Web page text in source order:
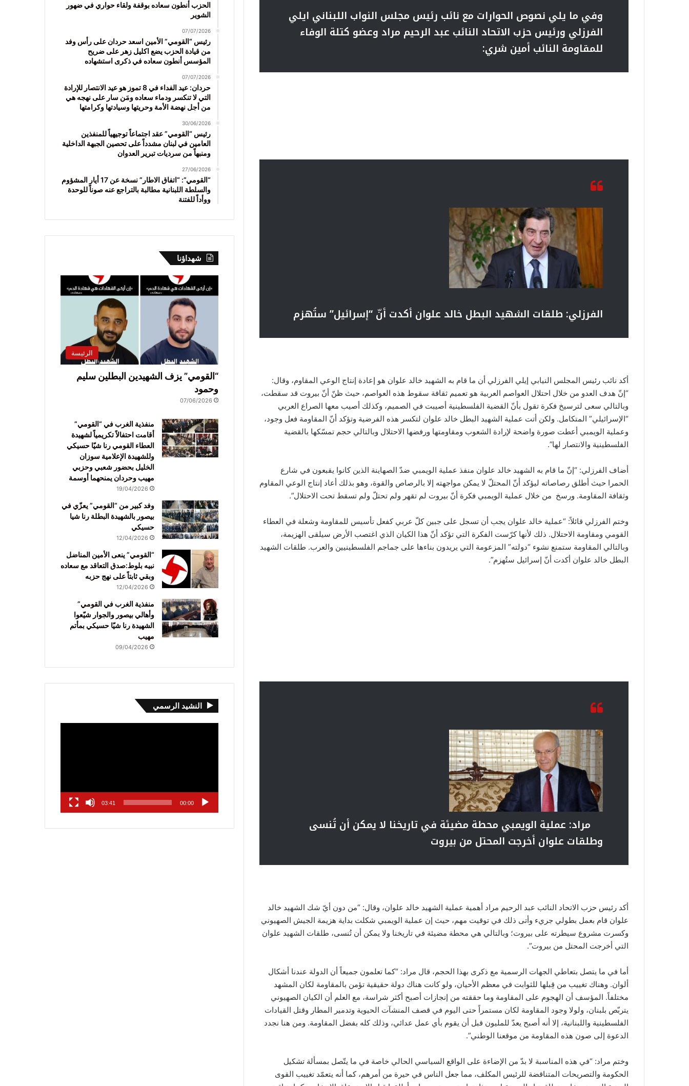
وفي ما يلي نصوص الحوارات مع نائب رئيس مجلس النواب اللبناني ايلي
الفرزلي ورئيس حزب الاتحاد النائب عبد الرحيم مراد وعضو كتلة الوفاء
للمقاومة النائب أمين شري:
الفرزلي: طلقات الشهيد البطل خالد علوان أكدت أنّ “إسرائيل” ستُهزم
أكد نائب رئيس المجلس النيابي إيلي الفرزلي أن ما قام به الشهيد خالد علوان هو إعادة إنتاج الوعي المقاوم، وقال:
“إنّ هدف العدو من خلال احتلال العواصم العربية هو تعميم ثقافة سقوط هذه العواصم، حيث ظنّ أنّ بيروت قد سقطت،
وبالتالي سعى لترسيخ فكرة تقول بأنّ القضية الفلسطينية أصيبت في الصميم، وكذلك أصيب معها الصراع العربي
“الإسرائيلي” المتكامل. ولكن أتت عملية الشهيد البطل خالد علوان لتكسر هذه الفرضية وتؤكد أنّ المقاومة فعل وجود،
وعملية الويمبي أعطت صورة واضحة لإرادة الشعوب ومقاومتها ورفضها الاحتلال وبالتالي حجم تمسّكها بالقضية
الفلسطينية والانتصار لها”.
أضاف الفرزلي: “إنّ ما قام به الشهيد خالد علوان منفذ عملية الويمبي ضدّ الصهاينة الذين كانوا يقبعون في شارع
الحمرا حيث أطلق رصاصاته ليؤكد أنّ المحتلّ لا يمكن مواجهته إلا بالرصاص والقوة، وهو بذلك أعاد إنتاج الوعي المقاوم
وثقافة المقاومة. ورسخ من خلال عملية الويمبي فكرة أنّ بيروت لم تقهر ولم تحتلّ ولم تسقط تحت الاحتلال”.
وختم الفرزلي قائلاً: “عملية خالد علوان يجب أن تسجل على جبين كلّ عربي كفعل تأسيس للمقاومة وشعلة في العطاء
القومي ومقاومة الاحتلال. ذلك لأنها كرّست الفكرة التي تؤكد أنّ هذا الكيان الذي اغتصب الأرض سيلقى الهزيمة،
وبالتالي المقاومة ستمنع نشوء “دولته” المزعومة التي يريدون بناءها على جماجم الفلسطينيين والعرب. طلقات الشهيد
البطل خالد علوان أكدت أنّ إسرائيل ستُهزم”.
مراد: عملية الويمبي محطة مضيئة في تاريخنا لا يمكن أن تُنسى
وطلقات علوان أخرجت المحتل من بيروت
أكد رئيس حزب الاتحاد النائب عبد الرحيم مراد أهمية عملية الشهيد خالد علوان، وقال: “من دون أيّ شك الشهيد خالد
علوان قام بعمل بطولي جريء وأتى ذلك في توقيت مهم، حيث إن عملية الويمبي شكلت بداية هزيمة الجيش الصهيوني
وكسرت مشروع سيطرته على بيروت؛ وبالتالي هي محطة مضيئة في تاريخنا ولا يمكن أن تُنسى، طلقات الشهيد علوان
التي أخرجت المحتل من بيروت”.
أما في ما يتصل بتعاطي الجهات الرسمية مع ذكرى بهذا الحجم، قال مراد: “كما تعلمون جميعاً أن الدولة عندنا أشكال
ألوان. وهناك تغييب من قِبلها للثوابت في معظم الأحيان، ولو كانت هناك دولة حقيقية تؤمن بالمقاومة لكان المشهد
مختلفاً. المؤسف أن الهجوم على المقاومة وما حققته من إنجازات أصبح أكثر شراسة، مع العلم أن الكيان الصهيوني
يتربّص بلبنان، ولولا وجود المقاومة لكان مستمراً حتى اليوم في قصف المنشآت الحيوية وتدمير المطار وقتل القيادات
الفلسطينية واللبنانية، إلا أنه أصبح يعدّ للمليون قبل أن يقوم بأي عمل عدائي، وذلك كله بفضل المقاومة. ومن هنا نجدد
الدعوة إلى صون هذه المقاومة من موقعنا الوطني”.
وختم مراد: “في هذه المناسبة لا بدّ من الإضاءة على الواقع السياسي الحالي خاصة في ما يتّصل بمسألة تشكيل
الحكومة والتصريحات المتناقضة للرئيس المكلف، مما جعل الناس في حيرة من أمرهم، كما أنه يتعمّد تغييب القوى
الحزب أنطون سعاده بوقفة ولقاء حواري في ضهور
الشوير
07/07/2026
رئيس “القومي” الأمين اسعد حردان على رأس وفد
من قيادة الحزب يضع اكليل زهر على ضريح
المؤسس أنطون سعاده في ذكرى استشهاده
07/07/2026
حردان: عيد الفداء في 8 تموز هو عيد الانتصار للإرادة
التي لا تنكسر ودماء سعاده ومَن سار على نهجه هي
من أجل نهضة الأمة وحريتها وسيادتها وكرامتها
30/06/2026
رئيس “القومي” عقد اجتماعاً توجيهياً للمنفذين
العامين في لبنان مشدداً على تحصين الجبهة الداخلية
ومنبهاً من سرديات تبرير العدوان
27/06/2026
“القومي”: “اتفاق الاطار” نسخة عن 17 أيار المشؤوم
والسلطة اللبنانية مطالبة بالتراجع عنه صوناً للوحدة
ووأداً للفتنة
شهداؤنا
الرئيسة
“القومي” يزف الشهيدين البطلين سليم
وحمود
07/06/2026
منفذية الغرب في “القومي”
أقامت احتفالاً تكريمياً لشهيدة
العطاء القومي رنا شيّا حسيكي
وللشهيدة الإعلامية سوزان
الخليل بحضور شعبي وحزبي
مهيب وحردان يمنحهما أوسمة
19/04/2026
وفد كبير من “القومي” يعزّي في
بيصور بالشهيدة البطلة رنا شيا
حسيكي
12/04/2026
“القومي” ينعى الأمين المناضل
نبيه بلوط:صدق التعاقد مع سعاده
وبقي ثابتاً على نهج حزبه
12/04/2026
منفذية الغرب في القومي”
وأهالي بيصور والجوار شيّعوا
الشهيدة رنا شيّا حسيكي بمأتم
مهيب
09/04/2026
النشيد الرسمي
00:00
03:41